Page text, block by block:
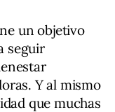
un objetivo
seguir
Y al mismo
que muchas